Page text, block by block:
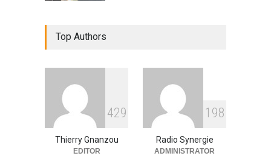
RFI Forme ses journalistes et
techniciens radios
partenaires.
A la UNE Actualité 09/03/2026
Top Authors
429
Thierry Gnanzou
EDITOR
1 98
Radio Synergie
ADMINISTRATOR